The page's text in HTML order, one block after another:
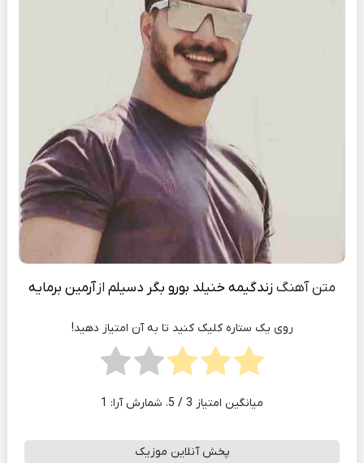
متن آهنگ زندگیمه خنیلد بورو بگر دسیلم ازآرمین برمایه
روی یک ستاره کلیک کنید تا به آن امتیاز دهید!
میانگین امتیاز 3 / 5. شمارش آرا: 1
پخش آنلاین موزیک